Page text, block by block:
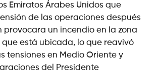
Emiratos Árabes Unidos que
de las operaciones después
provocara un incendio en la zona
está ubicada, lo que reavivó
tensiones en Medio Oriente y
del Presidente